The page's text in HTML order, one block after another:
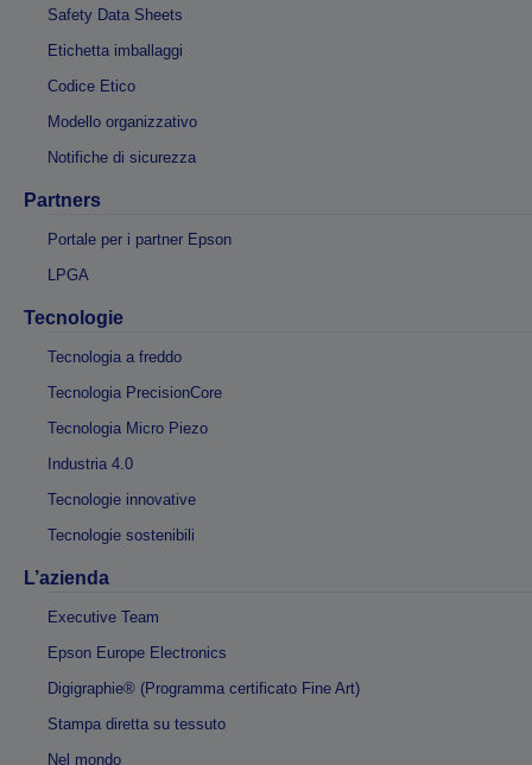
Safety Data Sheets
Etichetta imballaggi
Codice Etico
Modello organizzativo
Notifiche di sicurezza
Partners
Portale per i partner Epson
LPGA
Tecnologie
Tecnologia a freddo
Tecnologia PrecisionCore
Tecnologia Micro Piezo
Industria 4.0
Tecnologie innovative
Tecnologie sostenibili
L’azienda
Executive Team
Epson Europe Electronics
Digigraphie® (Programma certificato Fine Art)
Stampa diretta su tessuto
Nel mondo